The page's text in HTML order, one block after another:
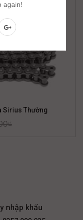
Sirius Thường
₫
nhập khẩu
again!